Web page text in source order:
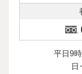
平日9
日